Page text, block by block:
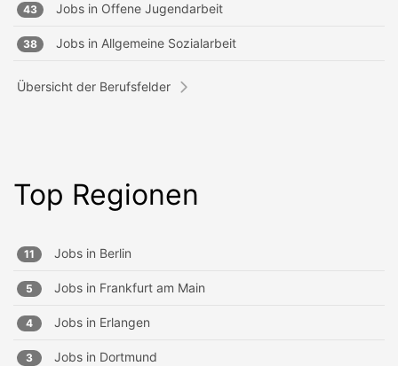
43 Jobs in Offene Jugendarbeit
38 Jobs in Allgemeine Sozialarbeit
Übersicht der Berufsfelder
Top Regionen
11 Jobs in Berlin
5 Jobs in Frankfurt am Main
4 Jobs in Erlangen
3 Jobs in Dortmund